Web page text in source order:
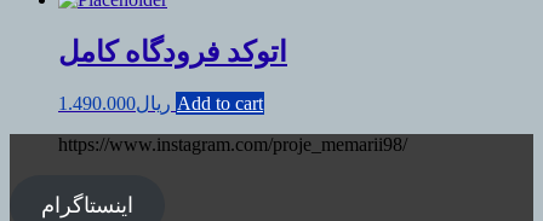
اتوکد فرودگاه کامل
ریال1.490.000
Add to cart
https://www.instagram.com/proje_memarii98/
اینستاگرام